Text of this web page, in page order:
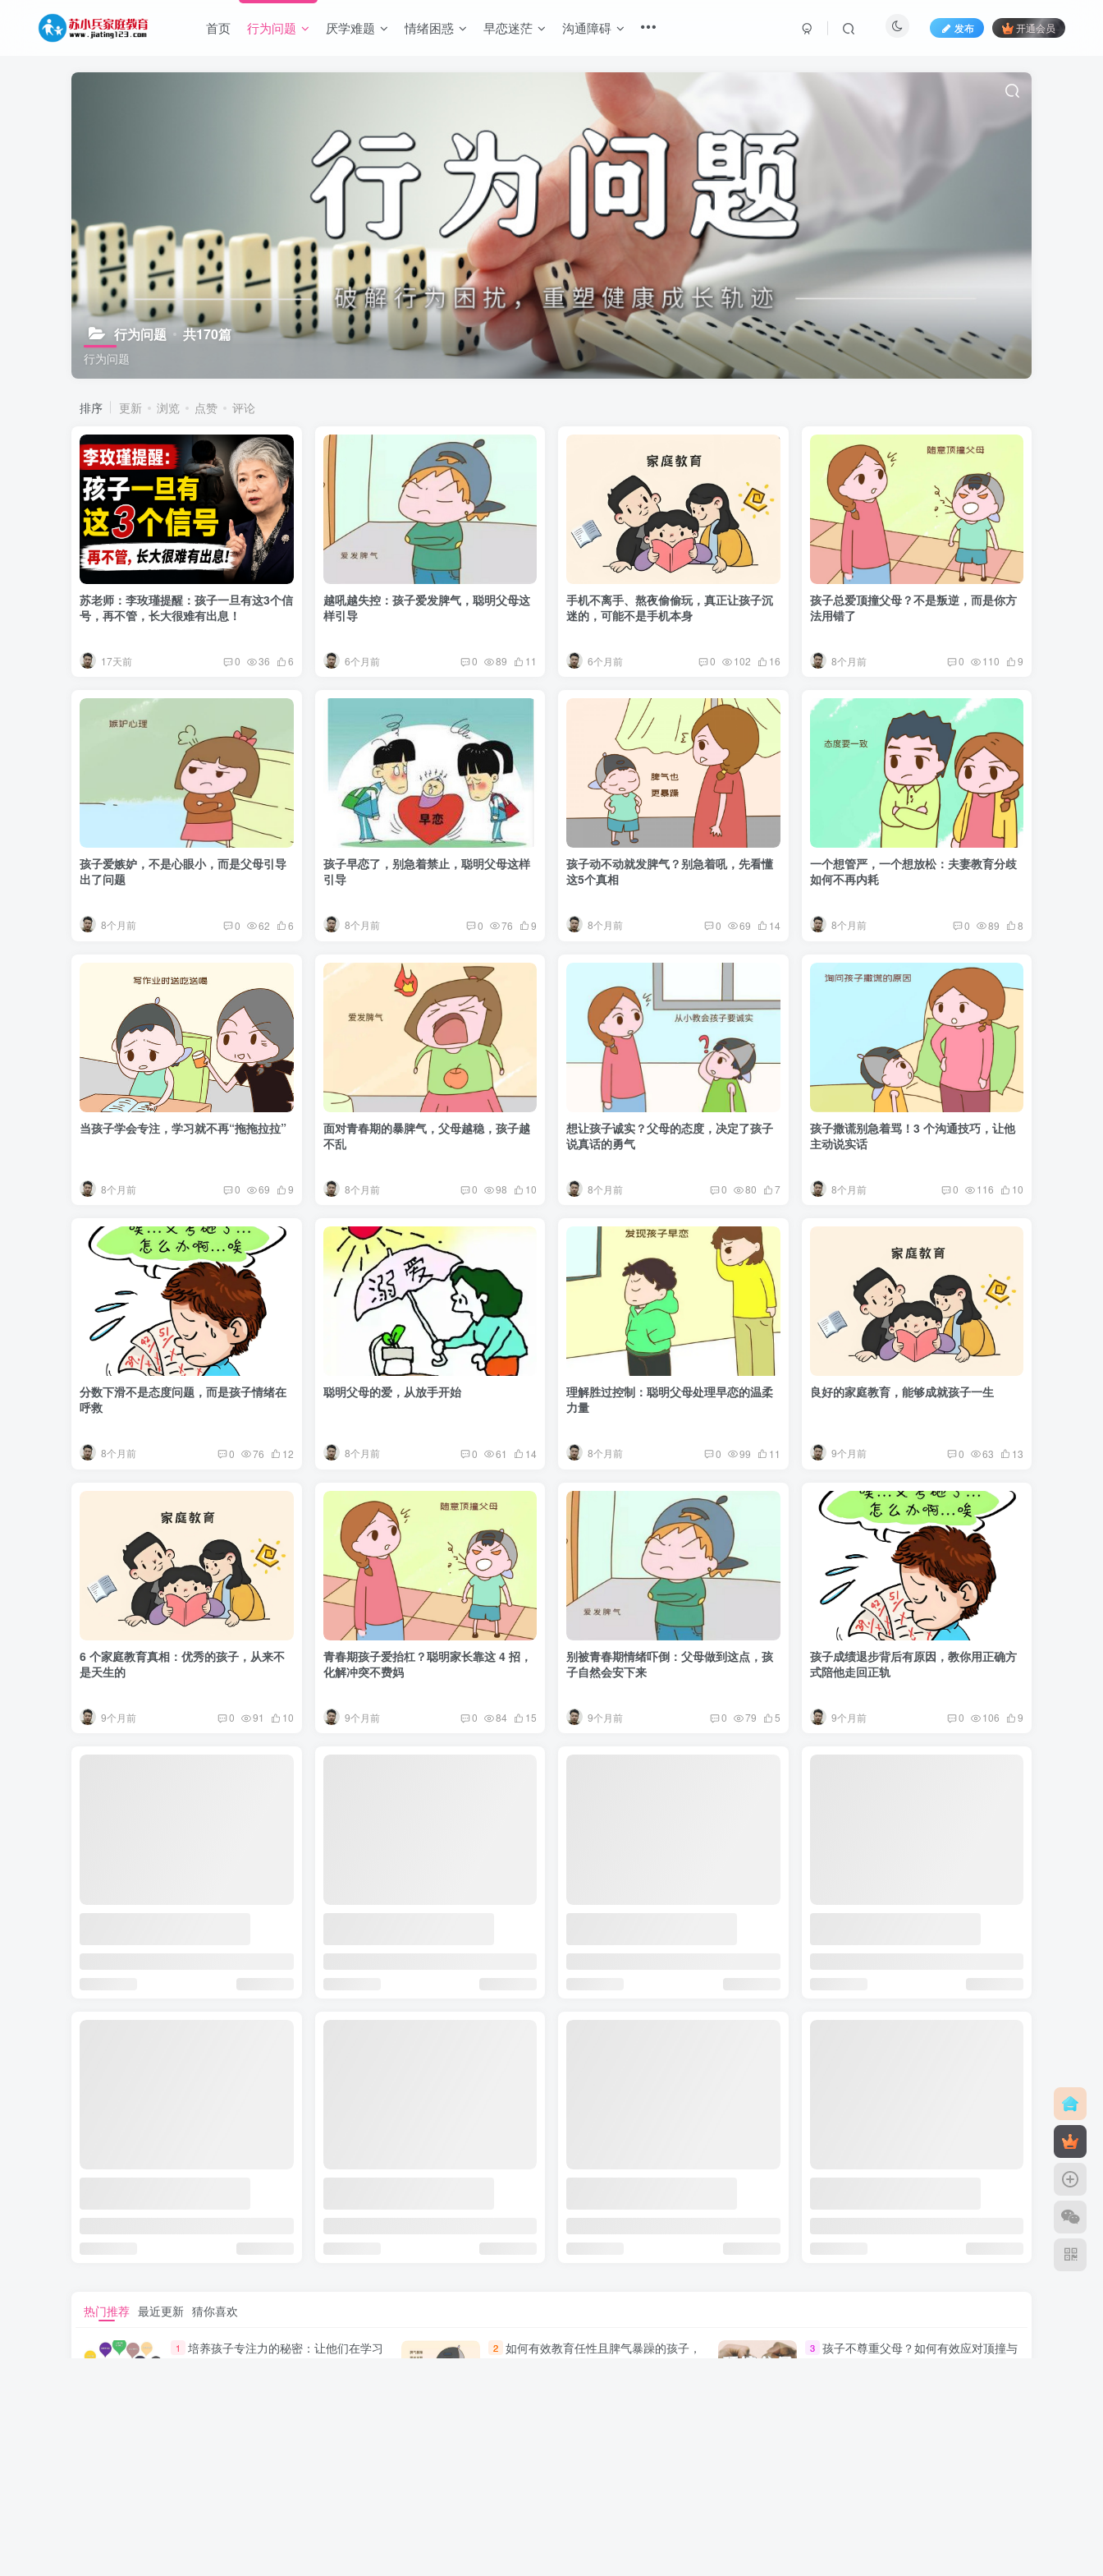
首页 行为问题 厌学难题 情绪困惑 早恋迷茫 沟通障碍 发布 开通会员
行为问题 共170篇
行为问题
排序 更新 浏览 点赞 评论
苏老师：李玫瑾提醒：孩子一旦有这3个信
号，再不管，长大很难有出息！
17天前 0 36 6
越吼越失控：孩子爱发脾气，聪明父母这
样引导
6个月前 0 89 11
手机不离手、熬夜偷偷玩，真正让孩子沉
迷的，可能不是手机本身
6个月前 0 102 16
孩子总爱顶撞父母？不是叛逆，而是你方
法用错了
8个月前 0 110 9
孩子爱嫉妒，不是心眼小，而是父母引导
出了问题
8个月前 0 62 6
孩子早恋了，别急着禁止，聪明父母这样
引导
8个月前 0 76 9
孩子动不动就发脾气？别急着吼，先看懂
这5个真相
8个月前 0 69 14
一个想管严，一个想放松：夫妻教育分歧
如何不再内耗
8个月前 0 89 8
当孩子学会专注，学习就不再“拖拖拉拉”
8个月前 0 69 9
面对青春期的暴脾气，父母越稳，孩子越
不乱
8个月前 0 98 10
想让孩子诚实？父母的态度，决定了孩子
说真话的勇气
8个月前 0 80 7
孩子撒谎别急着骂！3 个沟通技巧，让他
主动说实话
8个月前 0 116 10
分数下滑不是态度问题，而是孩子情绪在
呼救
8个月前 0 76 12
聪明父母的爱，从放手开始
8个月前 0 61 14
理解胜过控制：聪明父母处理早恋的温柔
力量
8个月前 0 99 11
良好的家庭教育，能够成就孩子一生
9个月前 0 63 13
6 个家庭教育真相：优秀的孩子，从来不
是天生的
9个月前 0 91 10
青春期孩子爱抬杠？聪明家长靠这 4 招，
化解冲突不费妈
9个月前 0 84 15
别被青春期情绪吓倒：父母做到这点，孩
子自然会安下来
9个月前 0 79 5
孩子成绩退步背后有原因，教你用正确方
式陪他走回正轨
9个月前 0 106 9
热门推荐 最近更新 猜你喜欢
1
培养孩子专注力的秘密：让他们在学习
2 如何有效教育任性且脾气暴躁的孩子，
3 孩子不尊重父母？如何有效应对顶撞与